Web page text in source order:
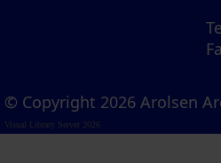
© Copyright 2026 Arolsen
Visual Library Server 2026